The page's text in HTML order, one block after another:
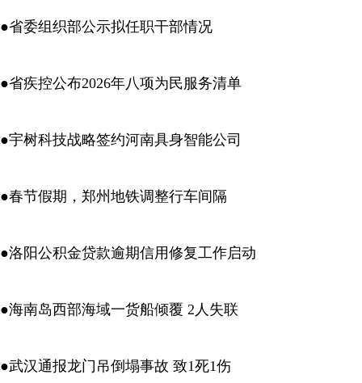
●省委组织部公示拟任职干部情况
●省疾控公布2026年八项为民服务清单
●宇树科技战略签约河南具身智能公司
●春节假期，郑州地铁调整行车间隔
●洛阳公积金贷款逾期信用修复工作启动
●海南岛西部海域一货船倾覆 2人失联
●武汉通报龙门吊倒塌事故 致1死1伤